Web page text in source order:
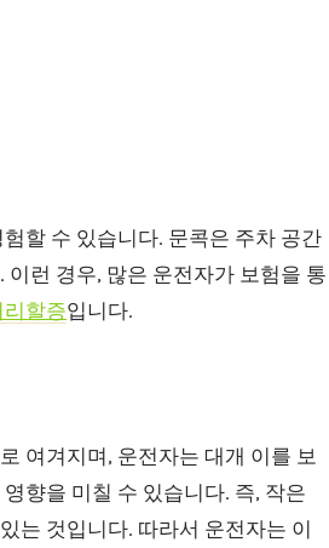
할 수 있습니다. 문콕은 주차 공간
런 경우, 많은 운전자가 보험을 통
할증입니다.
여겨지며, 운전자는 대개 이를 보
향을 미칠 수 있습니다. 즉, 작은
는 것입니다. 따라서 운전자는 이